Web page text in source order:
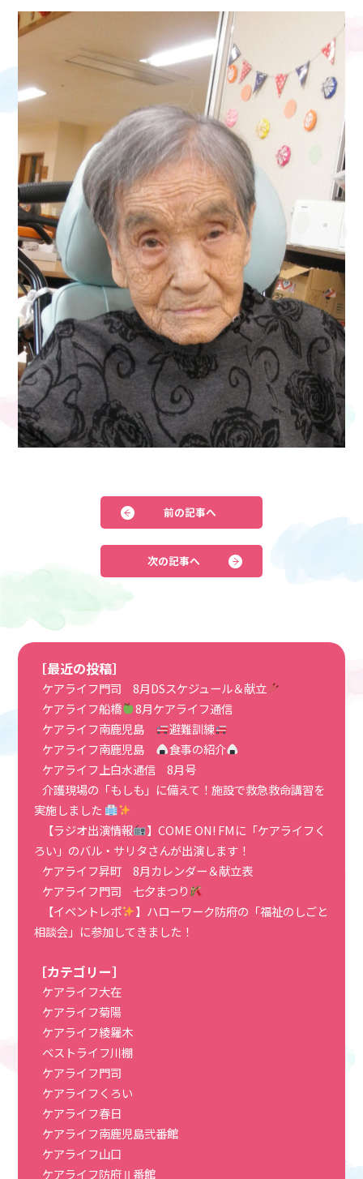
前の記事へ
次の記事へ
［最近の投稿］
ケアライフ門司 8月DSスケジュール＆献立
ケアライフ船橋
8月ケアライフ通信
ケアライフ南鹿児島
避難訓練
ケアライフ南鹿児島
食事の紹介
ケアライフ上白水通信 8月号
介護現場の「もしも」に備えて！施設で救急救命講習を
実施しました
【ラジオ出演情報
】COME ON! FMに「ケアライフく
ろい」のバル・サリタさんが出演します！
ケアライフ昇町 8月カレンダー＆献立表
ケアライフ門司 七夕まつり
【イベントレポ
】ハローワーク防府の「福祉のしごと
相談会」に参加してきました！
［カテゴリー］
ケアライフ大在
ケアライフ菊陽
ケアライフ綾羅木
ベストライフ川棚
ケアライフ門司
ケアライフくろい
ケアライフ春日
ケアライフ南鹿児島弐番館
ケアライフ山口
ケアライフ防府Ⅱ番館